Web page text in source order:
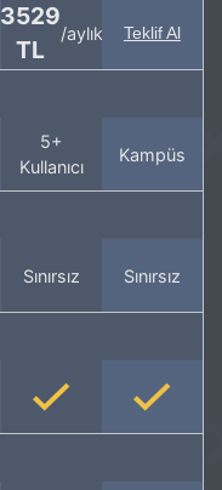
3529
TL
/aylık Teklif Al
5+
Kullanıcı
Kampüs
Sınırsız Sınırsız